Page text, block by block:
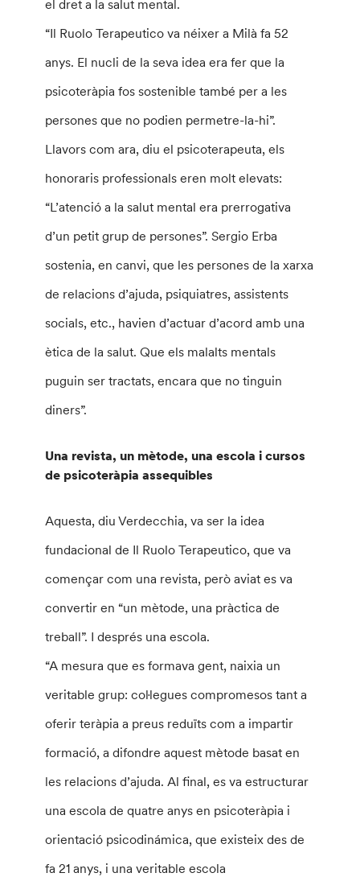
el dret a la salut mental.
“Il Ruolo Terapeutico va néixer a Milà fa 52
anys. El nucli de la seva idea era fer que la
psicoteràpia fos sostenible també per a les
persones que no podien permetre-la-hi”.
Llavors com ara, diu el psicoterapeuta, els
honoraris professionals eren molt elevats:
“L’atenció a la salut mental era prerrogativa
d’un petit grup de persones”. Sergio Erba
sostenia, en canvi, que les persones de la xarxa
de relacions d’ajuda, psiquiatres, assistents
socials, etc., havien d’actuar d’acord amb una
ètica de la salut. Que els malalts mentals
puguin ser tractats, encara que no tinguin
diners”.
Una revista, un mètode, una escola i cursos
de psicoteràpia assequibles
Aquesta, diu Verdecchia, va ser la idea
fundacional de Il Ruolo Terapeutico, que va
començar com una revista, però aviat es va
convertir en “un mètode, una pràctica de
treball”. I després una escola.
“A mesura que es formava gent, naixia un
veritable grup: col·legues compromesos tant a
oferir teràpia a preus reduïts com a impartir
formació, a difondre aquest mètode basat en
les relacions d’ajuda. Al final, es va estructurar
una escola de quatre anys en psicoteràpia i
orientació psicodinámica, que existeix des de
fa 21 anys, i una veritable escola